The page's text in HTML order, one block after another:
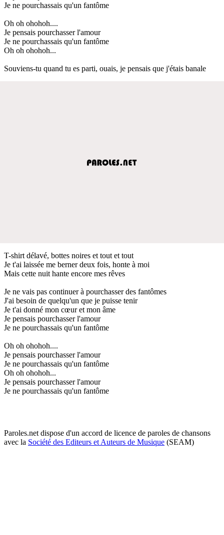
Je ne pourchassais qu'un fantôme
Oh oh ohohoh....
Je pensais pourchasser l'amour
Je ne pourchassais qu'un fantôme
Oh oh ohohoh...
Souviens-tu quand tu es parti, ouais, je pensais que j'étais banale
T-shirt délavé, bottes noires et tout et tout
Je t'ai laissée me berner deux fois, honte à moi
Mais cette nuit hante encore mes rêves
Je ne vais pas continuer à pourchasser des fantômes
J'ai besoin de quelqu'un que je puisse tenir
Je t'ai donné mon cœur et mon âme
Je pensais pourchasser l'amour
Je ne pourchassais qu'un fantôme
Oh oh ohohoh....
Je pensais pourchasser l'amour
Je ne pourchassais qu'un fantôme
Oh oh ohohoh...
Je pensais pourchasser l'amour
Je ne pourchassais qu'un fantôme
Paroles.net dispose d'un accord de licence de paroles de chansons
avec la Société des Editeurs et Auteurs de Musique (SEAM)